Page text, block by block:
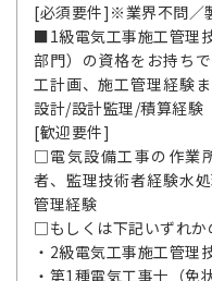
[必須要件]※業界不問／
■1級電気工事施工管理
部門）の資格をお持ち
工計画、施工管理経験
設計/設計監理/積算経験
[歓迎要件]
□電気設備工事の作業
者、監理技術者経験水
管理経験
□もしくは下記いずれか
・2級電気工事施工管理
・第1種電気工事士（免